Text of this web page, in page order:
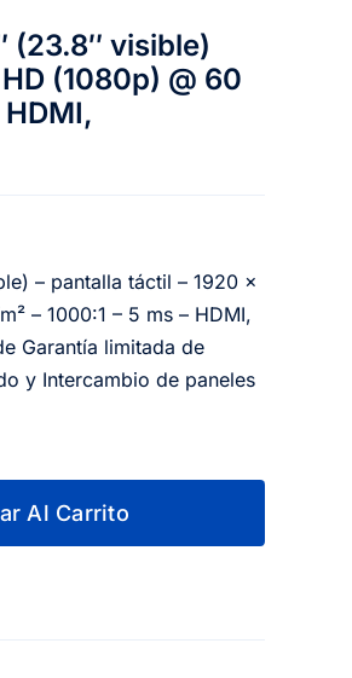
(23.8″ visible)
(1080p) @ 60
– pantalla táctil – 1920 x
– 1000:1 – 5 ms – HDMI,
Garantía limitada de
y Intercambio de paneles
Al Carrito